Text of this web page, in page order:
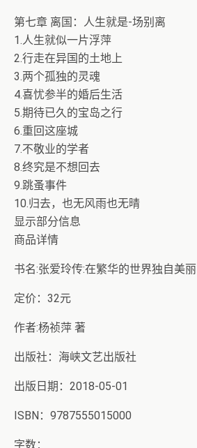
第七章 离国：人生就是-场别离
1.人生就似一片浮萍
2.行走在异国的土地上
3.两个孤独的灵魂
4.喜忧参半的婚后生活
5.期待已久的宝岛之行
6.重回这座城
7.不敬业的学者
8.终究是不想回去
9.跳蚤事件
10.归去，也无风雨也无晴
显示部分信息
商品详情
书名:张爱玲传:在繁华的世界独自美丽
定价：32元
作者:杨祯萍 著
出版社：海峡文艺出版社
出版日期：2018-05-01
ISBN：9787555015000
字数：